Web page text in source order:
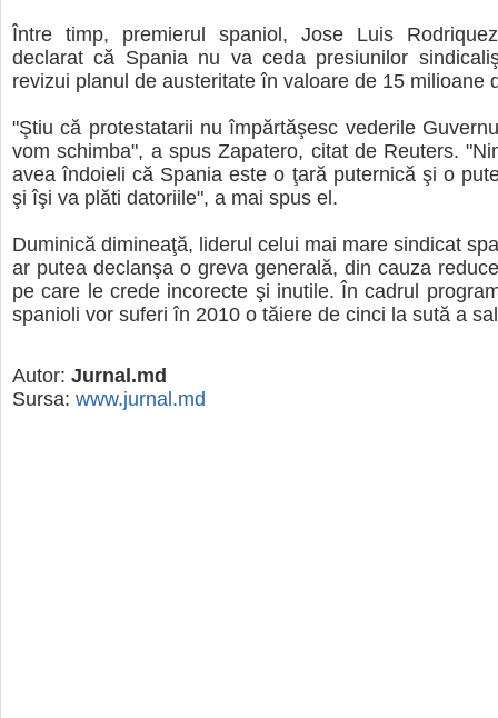
Între timp, premierul spaniol, Jose Luis
declarat că Spania nu va ceda presiunilor
revizui planul de austeritate în valoare de 15 milioane
"Ştiu că protestatarii nu împărtăşesc vederile
vom schimba", a spus Zapatero, citat de Reuters.
avea îndoieli că Spania este o ţară puternică şi o
şi îşi va plăti datoriile", a mai spus el.
Duminică dimineaţă, liderul celui mai mare sindicat
ar putea declanşa o greva generală, din cauza
pe care le crede incorecte şi inutile. În cadrul
spanioli vor suferi în 2010 o tăiere de cinci la sută a
Autor: Jurnal.md
Sursa: www.jurnal.md